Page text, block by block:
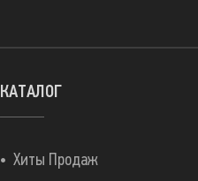
КАТАЛОГ
Хиты Продаж